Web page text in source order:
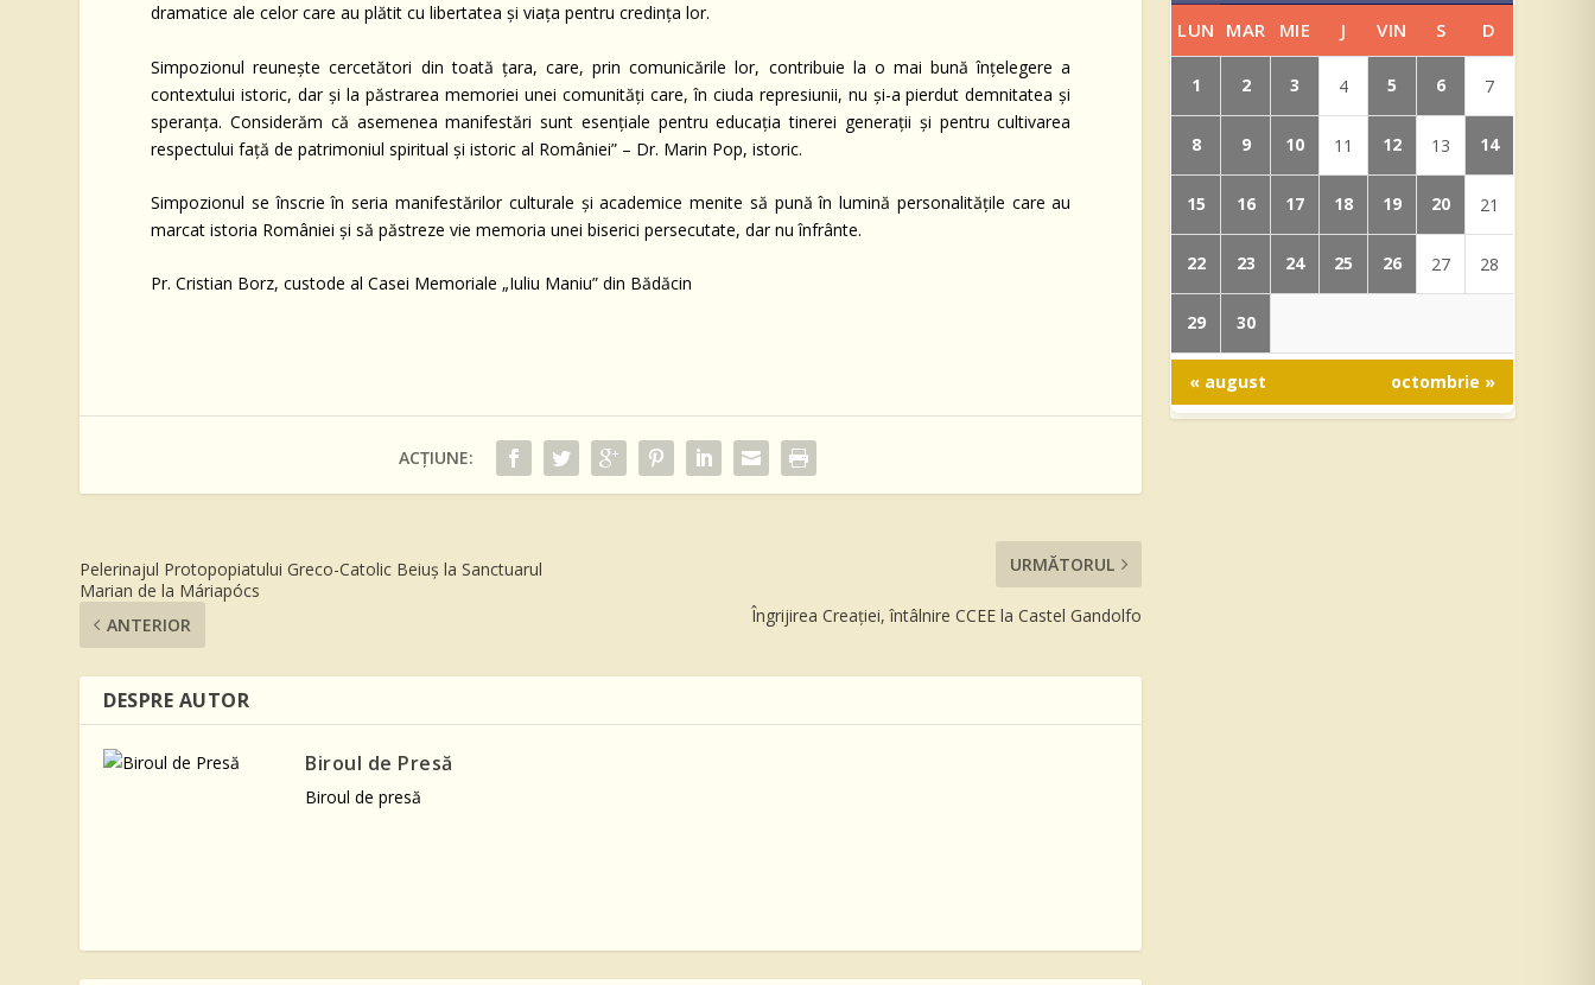
dramatice ale celor care au plătit cu libertatea și viața pentru credința lor.
Simpozionul reunește cercetători din toată țara, care, prin comunicările lor, contribuie la o mai bună înțelegere a
contextului istoric, dar și la păstrarea memoriei unei comunități care, în ciuda represiunii, nu și-a pierdut demnitatea și
speranța. Considerăm că asemenea manifestări sunt esențiale pentru educația tinerei generații și pentru cultivarea
respectului față de patrimoniul spiritual și istoric al României” – Dr. Marin Pop, istoric.
Simpozionul se înscrie în seria manifestărilor culturale și academice menite să pună în lumină personalitățile care au
marcat istoria României și să păstreze vie memoria unei biserici persecutate, dar nu înfrânte.
Pr. Cristian Borz, custode al Casei Memoriale „Iuliu Maniu” din Bădăcin
ACȚIUNE:
Pelerinajul Protopopiatului Greco-Catolic Beiuș la Sanctuarul
Marian de la Máriapócs
ANTERIOR
URMĂTORUL
Îngrijirea Creației, întâlnire CCEE la Castel Gandolfo
DESPRE AUTOR
Biroul de Presă
Biroul de presă
LUN MAR MIE J VIN S D
1 2 3 4 5 6 7
8 9 10 11 12 13 14
15 16 17 18 19 20 21
22 23 24 25 26 27 28
29 30
« august octombrie »